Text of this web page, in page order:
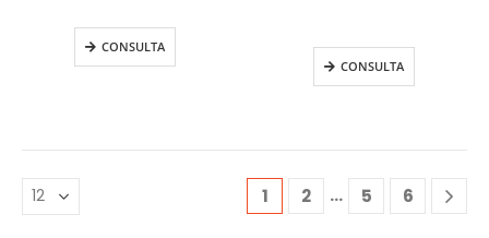
CONSULTA
CONSULTA
1 2 … 5 6